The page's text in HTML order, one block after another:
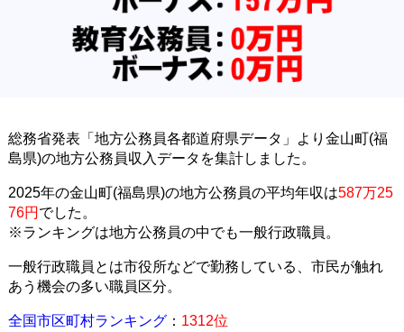
総務省発表「地方公務員各都道府県データ」より金山町(福
島県)の地方公務員収入データを集計しました。
2025年の金山町(福島県)の地方公務員の平均年収は587万25
76円 でした。
※ランキングは地方公務員の中でも一般行政職員。
一般行政職員とは市役所などで勤務している、市民が触れ
あう機会の多い職員区分。
全国市区町村ランキング： 1312位